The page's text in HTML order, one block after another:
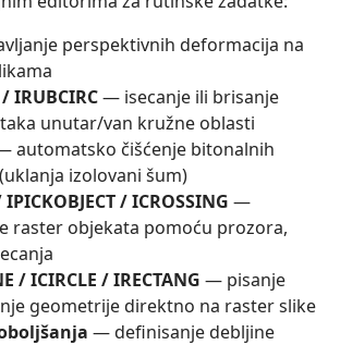
perspektivnih deformacija na
IRUBCIRC— isecanje ili brisanje
unutar/van kružne oblasti
automatsko čišćenje bitonalnih
izolovani šum)
/ ICROSSING —
raster objekata pomoću prozora,
/ ICIRCLE / IRECTANG — pisanje
geometrije direktno na raster slike
— definisanje debljine